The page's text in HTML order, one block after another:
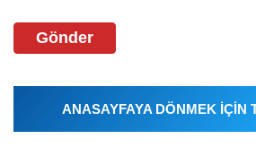
Gönder
ANASAYFAYA DÖNMEK İÇİN